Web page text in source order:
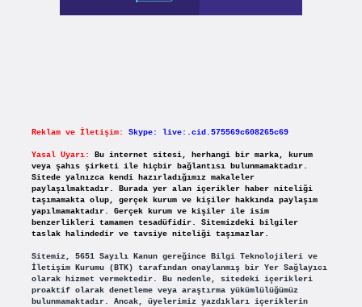
Reklam ve İletişim: Skype: live:.cid.575569c608265c69
Yasal Uyarı:
Bu internet sitesi, herhangi bir marka, kurum
veya şahıs şirketi ile hiçbir bağlantısı bulunmamaktadır.
Sitede yalnızca kendi hazırladığımız makaleler
paylaşılmaktadır. Burada yer alan içerikler haber niteliği
taşımamakta olup, gerçek kurum ve kişiler hakkında paylaşım
yapılmamaktadır. Gerçek kurum ve kişiler ile isim
benzerlikleri tamamen tesadüfidir. Sitemizdeki bilgiler
taslak halindedir ve tavsiye niteliği taşımazlar.
Sitemiz, 5651 Sayılı Kanun gereğince Bilgi Teknolojileri ve
İletişim Kurumu (BTK) tarafından onaylanmış bir Yer Sağlayıcı
olarak hizmet vermektedir. Bu nedenle, sitedeki içerikleri
proaktif olarak denetleme veya araştırma yükümlülüğümüz
bulunmamaktadır. Ancak, üyelerimiz yazdıkları içeriklerin